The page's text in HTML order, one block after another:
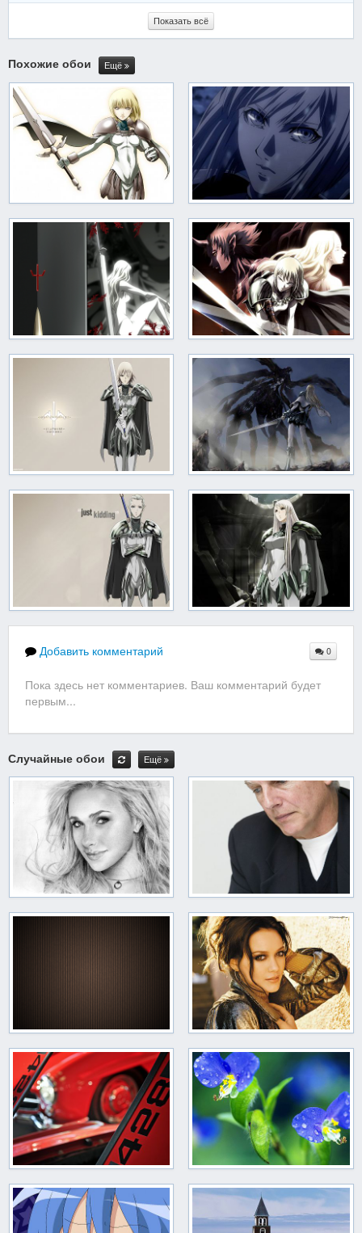
Показать всё
Похожие обои Ещё
Добавить комментарий 0
Пока здесь нет комментариев. Ваш комментарий будет
первым...
Случайные обои Ещё